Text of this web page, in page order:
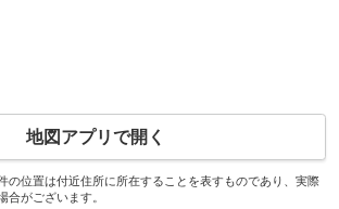
地図アプリで開く
の位置は付近住所に所在することを表すものであり、実際
合がございます。